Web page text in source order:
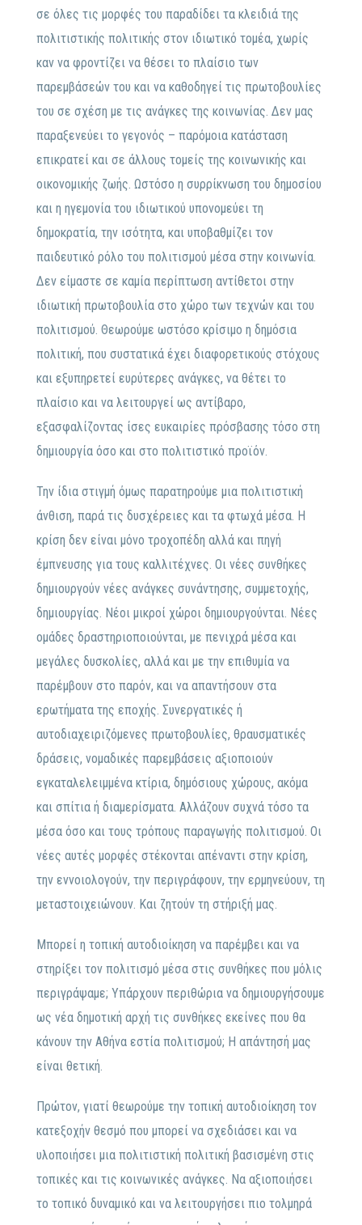
σε όλες τις μορφές του παραδίδει τα κλειδιά της
πολιτιστικής πολιτικής στον ιδιωτικό τομέα, χωρίς
καν να φροντίζει να θέσει το πλαίσιο των
παρεμβάσεών του και να καθοδηγεί τις πρωτοβουλίες
του σε σχέση με τις ανάγκες της κοινωνίας. Δεν μας
παραξενεύει το γεγονός – παρόμοια κατάσταση
επικρατεί και σε άλλους τομείς της κοινωνικής και
οικονομικής ζωής. Ωστόσο η συρρίκνωση του δημοσίου
και η ηγεμονία του ιδιωτικού υπονομεύει τη
δημοκρατία, την ισότητα, και υποβαθμίζει τον
παιδευτικό ρόλο του πολιτισμού μέσα στην κοινωνία.
Δεν είμαστε σε καμία περίπτωση αντίθετοι στην
ιδιωτική πρωτοβουλία στο χώρο των τεχνών και του
πολιτισμού. Θεωρούμε ωστόσο κρίσιμο η δημόσια
πολιτική, που συστατικά έχει διαφορετικούς στόχους
και εξυπηρετεί ευρύτερες ανάγκες, να θέτει το
πλαίσιο και να λειτουργεί ως αντίβαρο,
εξασφαλίζοντας ίσες ευκαιρίες πρόσβασης τόσο στη
δημιουργία όσο και στο πολιτιστικό προϊόν.
Την ίδια στιγμή όμως παρατηρούμε μια πολιτιστική
άνθιση, παρά τις δυσχέρειες και τα φτωχά μέσα. Η
κρίση δεν είναι μόνο τροχοπέδη αλλά και πηγή
έμπνευσης για τους καλλιτέχνες. Οι νέες συνθήκες
δημιουργούν νέες ανάγκες συνάντησης, συμμετοχής,
δημιουργίας. Νέοι μικροί χώροι δημιουργούνται. Νέες
ομάδες δραστηριοποιούνται, με πενιχρά μέσα και
μεγάλες δυσκολίες, αλλά και με την επιθυμία να
παρέμβουν στο παρόν, και να απαντήσουν στα
ερωτήματα της εποχής. Συνεργατικές ή
αυτοδιαχειριζόμενες πρωτοβουλίες, θραυσματικές
δράσεις, νομαδικές παρεμβάσεις αξιοποιούν
εγκαταλελειμμένα κτίρια, δημόσιους χώρους, ακόμα
και σπίτια ή διαμερίσματα. Αλλάζουν συχνά τόσο τα
μέσα όσο και τους τρόπους παραγωγής πολιτισμού. Οι
νέες αυτές μορφές στέκονται απέναντι στην κρίση,
την εννοιολογούν, την περιγράφουν, την ερμηνεύουν, τη
μεταστοιχειώνουν. Και ζητούν τη στήριξή μας.
Μπορεί η τοπική αυτοδιοίκηση να παρέμβει και να
στηρίξει τον πολιτισμό μέσα στις συνθήκες που μόλις
περιγράψαμε; Υπάρχουν περιθώρια να δημιουργήσουμε
ως νέα δημοτική αρχή τις συνθήκες εκείνες που θα
κάνουν την Αθήνα εστία πολιτισμού; Η απάντησή μας
είναι θετική.
Πρώτον, γιατί θεωρούμε την τοπική αυτοδιοίκηση τον
κατεξοχήν θεσμό που μπορεί να σχεδιάσει και να
υλοποιήσει μια πολιτιστική πολιτική βασισμένη στις
τοπικές και τις κοινωνικές ανάγκες. Να αξιοποιήσει
το τοπικό δυναμικό και να λειτουργήσει πιο τολμηρά